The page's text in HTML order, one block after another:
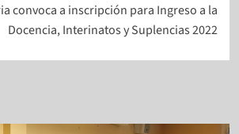
convoca a inscripción para Ingreso a la
Docencia, Interinatos y Suplencias 2022